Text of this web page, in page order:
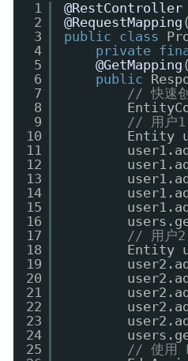
1
2
3
4
5
6
7
8
9
10
11
12
13
14
15
16
17
18
19
20
21
22
23
24
25
@RestController
@RequestMapping (
public
class
private
@GetMapping (
public
// 快速创
// 用户1
Entity
// 用户2
Entity
// 使用